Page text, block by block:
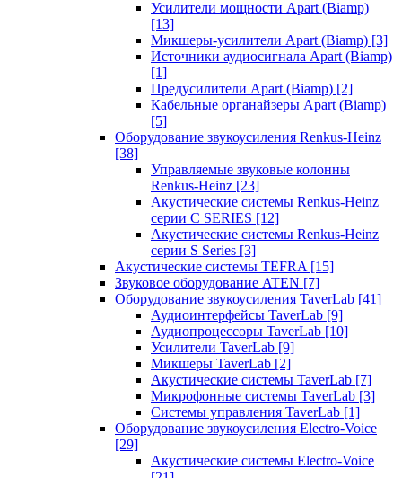
Усилители мощности Apart (Biamp)
[13]
Микшеры-усилители Apart (Biamp) [3]
Источники аудиосигнала Apart (Biamp)
[1]
Предусилители Apart (Biamp) [2]
Кабельные органайзеры Apart (Biamp)
[5]
Оборудование звукоусиления Renkus-Heinz
[38]
Управляемые звуковые колонны
Renkus-Heinz [23]
Акустические системы Renkus-Heinz
серии C SERIES [12]
Акустические системы Renkus-Heinz
серии S Series [3]
Акустические системы TEFRA [15]
Звуковое оборудование ATEN [7]
Оборудование звукоусиления TaverLab [41]
Аудиоинтерфейсы TaverLab [9]
Аудиопроцессоры TaverLab [10]
Усилители TaverLab [9]
Микшеры TaverLab [2]
Акустические системы TaverLab [7]
Микрофонные системы TaverLab [3]
Системы управления TaverLab [1]
Оборудование звукоусиления Electro-Voice
[29]
Акустические системы Electro-Voice